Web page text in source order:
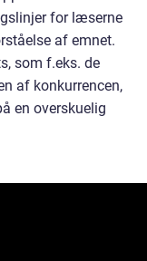
for læserne
af emnet.
som f.eks. de
af konkurrencen,
en overskuelig